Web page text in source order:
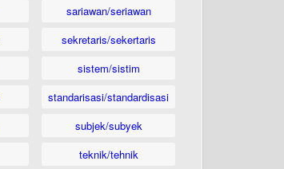
sariawan/seriawan
sekretaris/sekertaris
sistem/sistim
standarisasi/standardisasi
subjek/subyek
teknik/tehnik